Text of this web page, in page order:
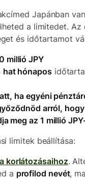
Japánban
a limitedet. Az
és időtartamot
millió JPY
hat hónapos
ha egyéni
arról,
meg az 1 millió
limitek beállítása:
korlátozásaihoz.
a profilod nevét,